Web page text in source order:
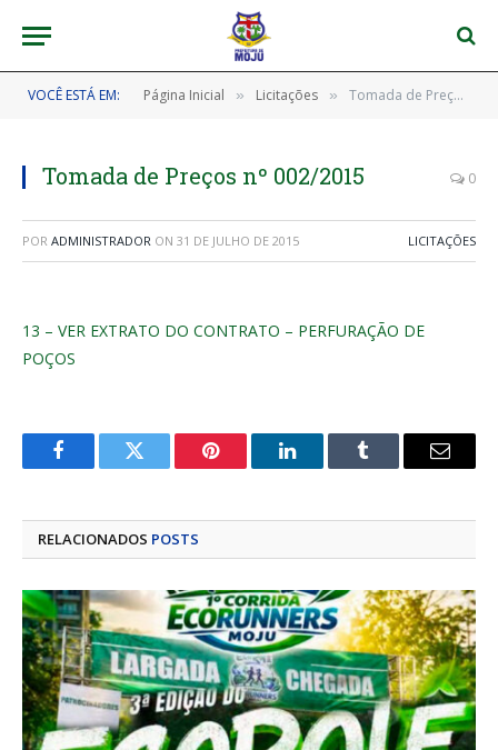
VOCÊ ESTÁ EM: Página Inicial » Licitações » Tomada de Preços nº 002/2015
Tomada de Preços nº 002/2015 0
POR ADMINISTRADOR ON 31 DE JULHO DE 2015 LICITAÇÕES
13 – VER EXTRATO DO CONTRATO – PERFURAÇÃO DE
POÇOS
FacebookTwitter Pinterest LinkedInTumblr
E-
RELACIONADOS POSTS